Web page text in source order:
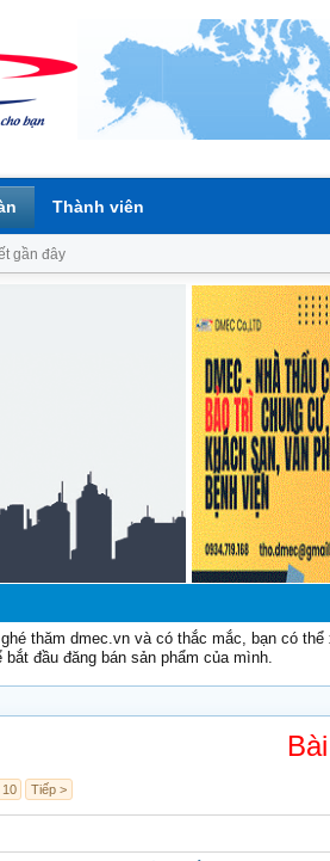
thăm dmec.vn và có thắc mắc, bạn có
bắt đầu đăng bán sản phẩm của mình.
10 Tiếp >
gần đây
Thành viên